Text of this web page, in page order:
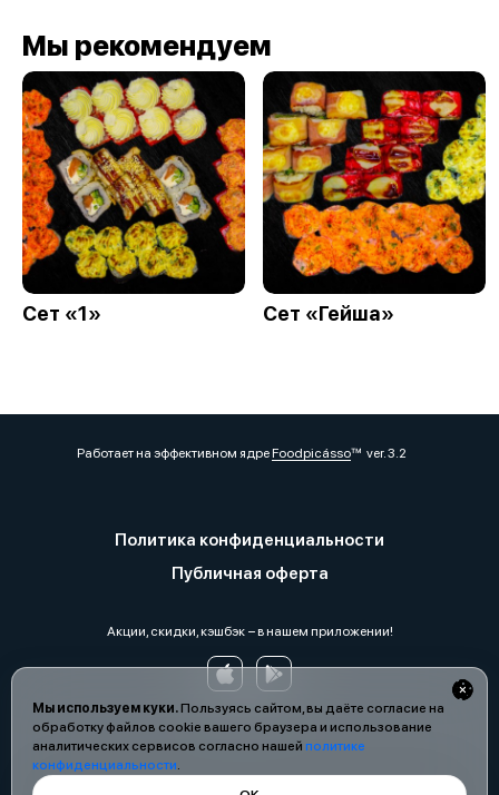
Мы используем куки.Пользуясь сайтом, вы даёте согласие на
обработку файлов cookie вашего браузера и использование
аналитических сервисов согласно нашей политике
конфиденциальности.
Мы рекомендуем
Сет «1» Сет «Гейша»
Работает на эффективном ядреFoodpicássover. 3.2
Политика конфиденциальности
Публичная оферта
Акции, скидки, кэшбэк − в нашем приложении!